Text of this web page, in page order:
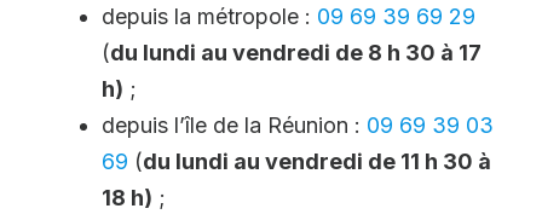
depuis la métropole : 09 69 39 69 29
(du lundi au vendredi de 8 h 30 à 17
h) ;
depuis l’île de la Réunion : 09 69 39 03
69 (du lundi au vendredi de 11 h 30 à
18 h) ;